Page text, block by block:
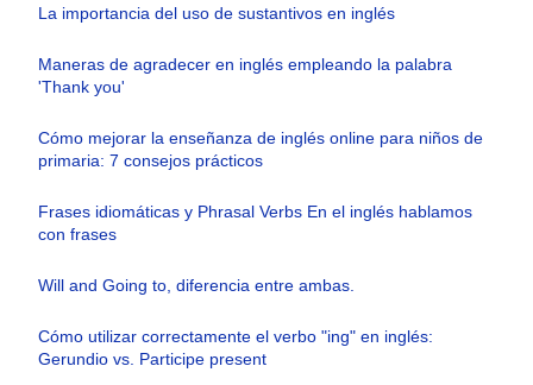
La importancia del uso de sustantivos en inglés
Maneras de agradecer en inglés empleando la palabra
'Thank you'
Cómo mejorar la enseñanza de inglés online para niños de
primaria: 7 consejos prácticos
Frases idiomáticas y Phrasal Verbs En el inglés hablamos
con frases
Will and Going to, diferencia entre ambas.
Cómo utilizar correctamente el verbo "ing" en inglés:
Gerundio vs. Participe present